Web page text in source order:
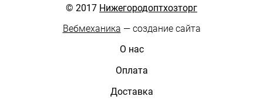
© 2017 Нижегородоптхозторг
Вебмеханика — создание сайта
О нас
Оплата
Доставка